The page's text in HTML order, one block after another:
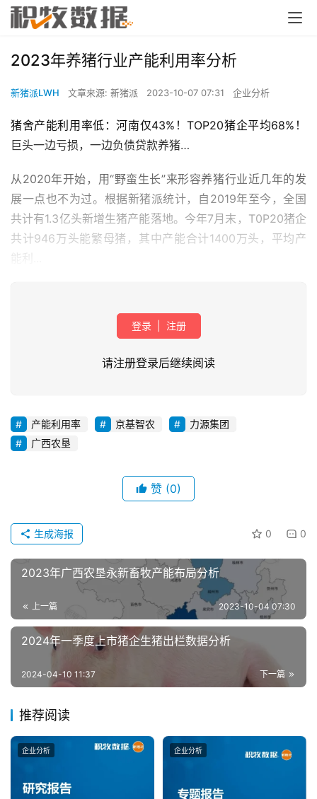
首
讯
新
闻
分
析
告
数
据
图
2023年养猪行业产能利用率分析
新猪派LWH 文章来源: 新猪派 2023-10-07 07:31 企业分析
猪舍产能利用率低：河南仅43%！TOP20猪企平均68%！
巨头一边亏损，一边负债贷款养猪…
从2020年开始，用“野蛮生长”来形容养猪行业近几年的发
展一点也不为过。根据新猪派统计，自2019年至今，全国
共计有1.3亿头新增生猪产能落地。今年7月末，T0P20猪企
共计946万头能繁母猪，其中产能合计1400万头，平均产
能利...
登录 注册
请注册登录后继续阅读
产能利用率 京基智农
力源集团
广西农垦
赞 (0)
0 0
生成海报
2023年广西农垦永新畜牧产能布局分析
上一篇 2023-10-04 07:30
2024年一季度上市猪企生猪出栏数据分析
下一篇
2024-04-10 11:37
推荐阅读
企业分析 企业分析